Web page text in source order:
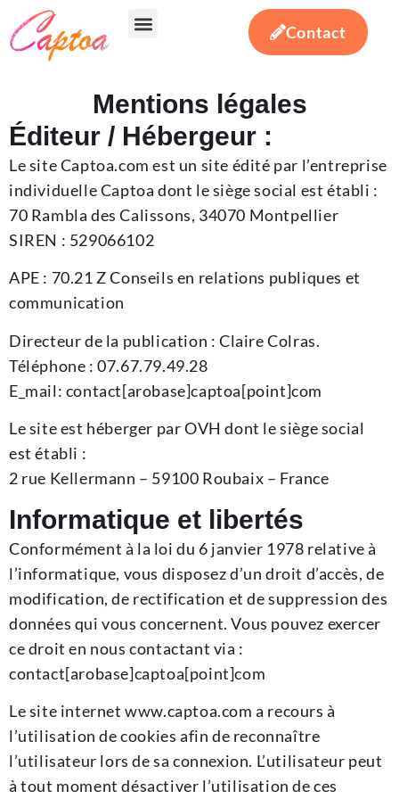
Contact
Mentions légales
Éditeur / Hébergeur :
Le site Captoa.com est un site édité par l’entreprise
individuelle Captoa dont le siège social est établi :
70 Rambla des Calissons, 34070 Montpellier
SIREN : 529066102
APE : 70.21 Z Conseils en relations publiques et
communication
Directeur de la publication : Claire Colras.
Téléphone : 07.67.79.49.28
E_mail: contact[arobase]captoa[point]com
Le site est héberger par OVH dont le siège social
est établi :
2 rue Kellermann – 59100 Roubaix – France
Informatique et libertés
Conformément à la loi du 6 janvier 1978 relative à
l’informatique, vous disposez d’un droit d’accès, de
modification, de rectification et de suppression des
données qui vous concernent. Vous pouvez exercer
ce droit en nous contactant via :
contact[arobase]captoa[point]com
Le site internet www.captoa.com a recours à
l’utilisation de cookies afin de reconnaître
l’utilisateur lors de sa connexion. L’utilisateur peut
à tout moment désactiver l’utilisation de ces